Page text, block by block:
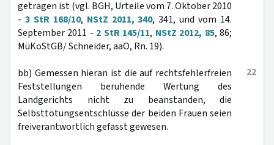
getragen ist (vgl. BGH, Urteile vom 7. Oktober 2010
- 3 StR 168/10, NStZ 2011, 340, 341, und vom 14.
September 2011 - 2 StR 145/11, NStZ 2012, 85, 86;
MüKoStGB/ Schneider, aaO, Rn. 19).
22
bb) Gemessen hieran ist die auf rechtsfehlerfreien
Feststellungen beruhende Wertung des
Landgerichts nicht zu beanstanden, die
Selbsttötungsentschlüsse der beiden Frauen seien
freiverantwortlich gefasst gewesen.